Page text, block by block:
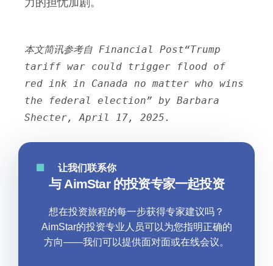
本文简讯参考自 Financial Post“Trump
tariff war could trigger flood of
red ink in Canada no matter who wins
the federal election” by Barbara
Shecter, April 17, 2025.
让我们联系你
与 AimStar 的投资专家一起投资
想在投资旅程的每一步获得专家建议吗？
AimStar的投资专业人员可以为您指明正确的
方向——我们可以提供面对面或在线会议。